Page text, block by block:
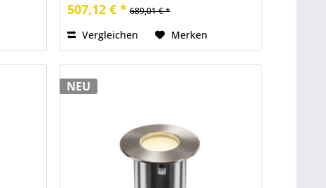
507,12 € * 689,01 € *
Vergleichen Merken
NEU